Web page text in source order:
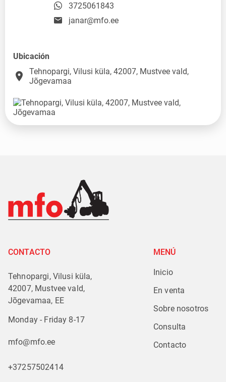
3725061843
janar@mfo.ee
Ubicación
place
Tehnopargi, Vilusi küla, 42007, Mustvee vald,
Jõgevamaa
CONTACTO
Tehnopargi, Vilusi küla,
42007, Mustvee vald,
Jõgevamaa, EE
Monday - Friday 8-17
mfo@mfo.ee
+37257502414
MENÚ
Inicio
En venta
Sobre nosotros
Consulta
Contacto